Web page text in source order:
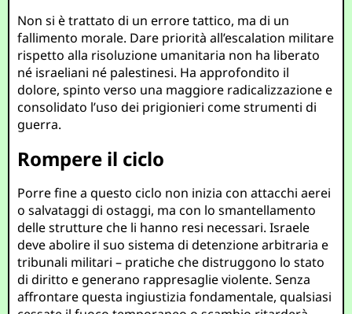
Non si è trattato di un errore tattico, ma di un
fallimento morale. Dare priorità all’escalation militare
rispetto alla risoluzione umanitaria non ha liberato
né israeliani né palestinesi. Ha approfondito il
dolore, spinto verso una maggiore radicalizzazione e
consolidato l’uso dei prigionieri come strumenti di
guerra.
Rompere il ciclo
Porre fine a questo ciclo non inizia con attacchi aerei
o salvataggi di ostaggi, ma con lo smantellamento
delle strutture che li hanno resi necessari. Israele
deve abolire il suo sistema di detenzione arbitraria e
tribunali militari – pratiche che distruggono lo stato
di diritto e generano rappresaglie violente. Senza
affrontare questa ingiustizia fondamentale, qualsiasi